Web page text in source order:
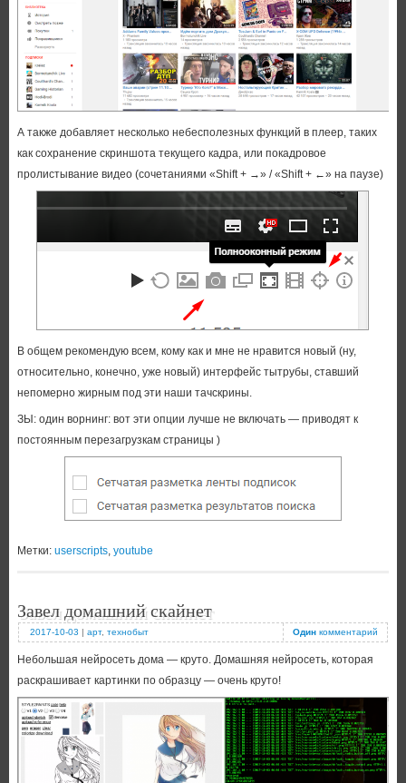
А также добавляет несколько небесполезных функций в плеер, таких
как сохранение скриншота текущего кадра, или покадровое
пролистывание видео (сочетаниями «Shift + →» / «Shift + ←» на паузе)
В общем рекомендую всем, кому как и мне не нравится новый (ну,
относительно, конечно, уже новый) интерфейс тытрубы, ставший
непомерно жирным под эти наши тачскрины.
ЗЫ: один ворнинг: вот эти опции лучше не включать — приводят к
постоянным перезагрузкам страницы )
Метки: userscripts, youtube
Завел домашний скайнет
2017-10-03 | арт, технобыт Один комментарий
Небольшая нейросеть дома — круто. Домашняя нейросеть, которая
раскрашивает картинки по образцу — очень круто!